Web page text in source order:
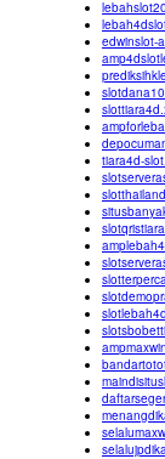
edwinslot-
tiara4d-